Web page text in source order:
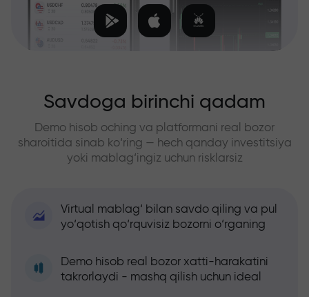
Savdoga birinchi qadam
Demo hisob oching va platformani real bozor
sharoitida sinab ko‘ring — hech qanday investitsiya
yoki mablag‘ingiz uchun risklarsiz
Virtual mablag‘ bilan savdo qiling va pul
yo‘qotish qo‘rquvisiz bozorni o‘rganing
Demo hisob real bozor xatti-harakatini
takrorlaydi - mashq qilish uchun ideal